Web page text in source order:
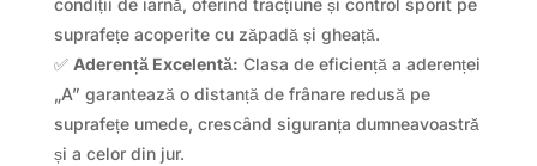
condiții de iarnă, oferind tracțiune și control sporit pe
suprafețe acoperite cu zăpadă și gheață.
✅ Aderență Excelentă: Clasa de eficiență a aderenței
„A” garantează o distanță de frânare redusă pe
suprafețe umede, crescând siguranța dumneavoastră
și a celor din jur.